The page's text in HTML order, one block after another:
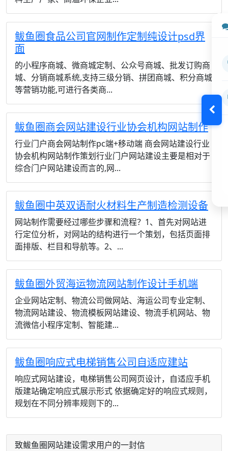
鲅鱼圈食品公司官网制作定制纯设计psd界
面
的小程序商城、微商城定制、公众号商城、批发订购商
城、分销商城系统,支持三级分销、拼团商城、积分商城
等营销功能,可进行各类商...
鲅鱼圈商会网站建设行业协会机构网站制作
行业门户商会网站制作pc端+移动端 商会网站建设行业
协会机构网站制作策划行业门户网站建设主要是相对于
综合门户网站建设而言的,网...
鲅鱼圈中英双语耐火材料生产制造检测设备
网站制作需要经过哪些步骤和流程？1、首先对网站进
行定位分析，对网站的结构进行一个策划，包括页面排
面排版、栏目和导航等。2、...
鲅鱼圈外贸海运物流网站制作设计手机端
企业网站定制、物流公司做网站、海运公司专业定制、
物流网站建设、物流模板网站建设、物流手机网站、物
流微信小程序定制、智能建...
鲅鱼圈响应式电梯销售公司自适应建站
响应式网站建设，电梯销售公司网页设计，自适应手机
版建站确定响应式展示形式 依据确定好的响应式规则，
规划在不同分辨率规则下的...
致鲅鱼圈网站建设需求用户的一封信